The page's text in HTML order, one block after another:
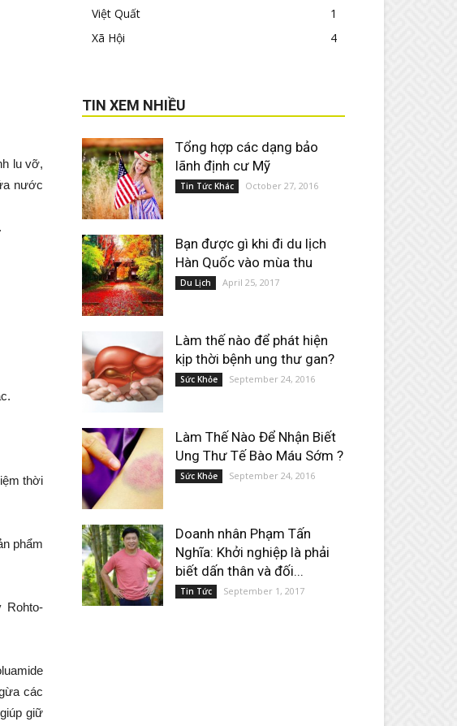
lu vỡ,
nước
thời
phẩm
Rohto-
các
giữ
Việt Quất
1
Xã Hội
4
TIN XEM NHIỀU
Tổng hợp các dạng bảo
lãnh định cư Mỹ
Tin Tức Khác October 27, 2016
Bạn được gì khi đi du lịch
Hàn Quốc vào mùa thu
Du Lịch April 25, 2017
Làm thế nào để phát hiện
kịp thời bệnh ung thư gan?
Sức Khỏe September 24, 2016
Làm Thế Nào Để Nhận Biết
Ung Thư Tế Bào Máu Sớm ?
Sức Khỏe September 24, 2016
Doanh nhân Phạm Tấn
Nghĩa: Khởi nghiệp là phải
biết dấn thân và đối...
Tin Tức September 1, 2017